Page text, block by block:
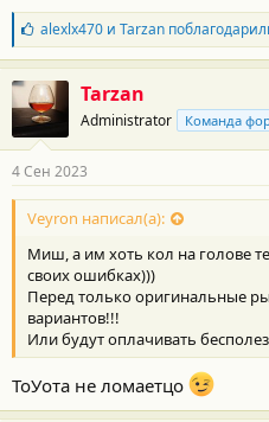
Б
л
а
г
о
д
а
н
о
с
и
:
alexlx470и Tarzan
Tarzan
Administrator Команда
4 Сен 2023
Veyron написал(а):
Миш, а им хоть кол на голове
своих ошибках)))
Перед только оригинальные
вариантов!!!
Или будут оплачивать
ТоУота не ломаетцо